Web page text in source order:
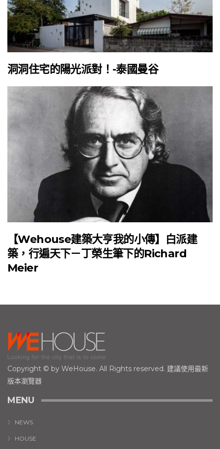
洞洞住宅的陽光派對！-泰國曼谷
【Wehouse建築大亨我的小傳】白派建
築，行遍天下－丁榮生筆下的Richard
Meier
Copyright © by WeHouse. All Rights reserved. 建議使用最新
版本瀏覽器
MENU
NEWS
HOUSE